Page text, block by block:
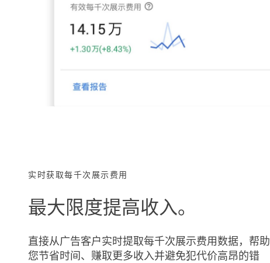
实时获取每千次展示费用
最大限度提高收入。
直接从广告客户实时提取每千次展示费用数据，帮助
您节省时间、赚取更多收入并避免犯代价高昂的错